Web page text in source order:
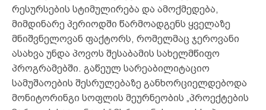
რესურსების სტიმულირება და ამოქმედება,
მიმდინარე პერიოდში წარმოადგენს ყველაზე
მნიშვნელოვან ფაქტორს, რომელმაც ჯეროვანი
ასახვა უნდა პოვოს შესაბამის სახელმწიფო
პროგრამებში. გაწეულ სარეაბილიტაციო
სამუშაოების შესრულებაზე განხორციელდებოდა
მონიტორინგი სოფლის მეურნეობის „პროექტების